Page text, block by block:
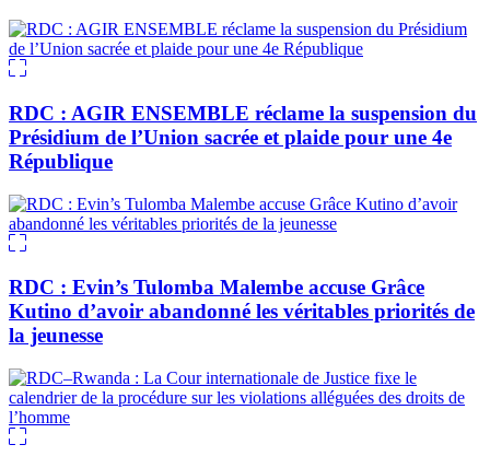
RDC : AGIR ENSEMBLE réclame la suspension du
Présidium de l’Union sacrée et plaide pour une 4e
République
RDC : Evin’s Tulomba Malembe accuse Grâce
Kutino d’avoir abandonné les véritables priorités de
la jeunesse